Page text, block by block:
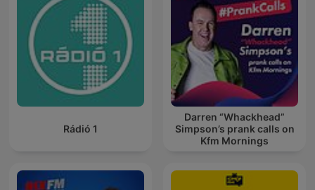
Rádió 1
Darren “Whackhead”
Simpson’s prank calls on
Kfm Mornings